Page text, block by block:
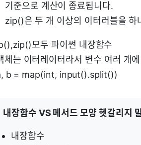
기준으로 계산이 종료됩니다.
zip()은 두 개 이상의 이터러블을 하
모두 파이썬 내장함수
체는 이터레이터라서 변수 여러 개
b = map(int, input().split())
내장함수 VS 메서드 모양 헷갈리지
내장함수